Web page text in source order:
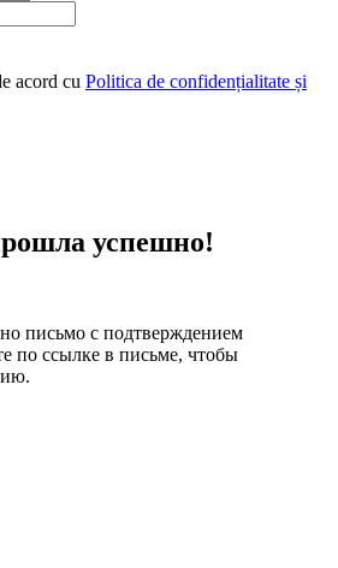
acord cu Politica de confidențialitate și
успешно!
письмо с подтверждением
по ссылке в письме, чтобы